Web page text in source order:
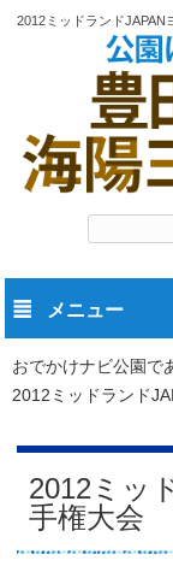
2012ミッドランドJAPAN
メニュー
おでかけナビ公園で
2012ミッドランド
2012ミッ
手権大会